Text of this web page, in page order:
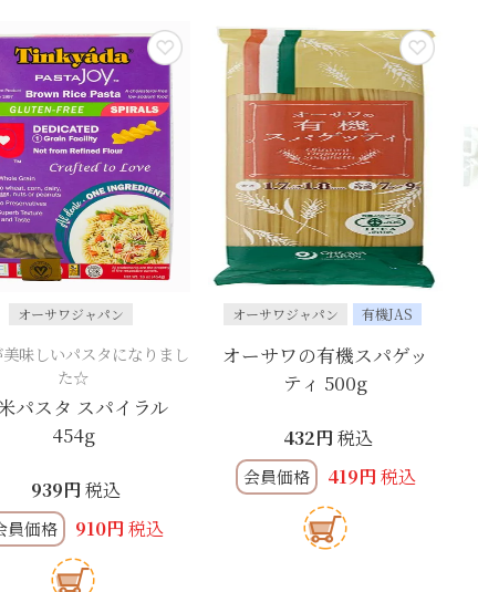
オーサワジャパン
味しいパスタになりまし
た☆
パスタ スパイラル
454g
939 税込
員価格 910 税込
オーサワジャパン 有機JAS
オーサワの有機スパゲッ
ティ 500g
432 税込
会員価格 419 税込